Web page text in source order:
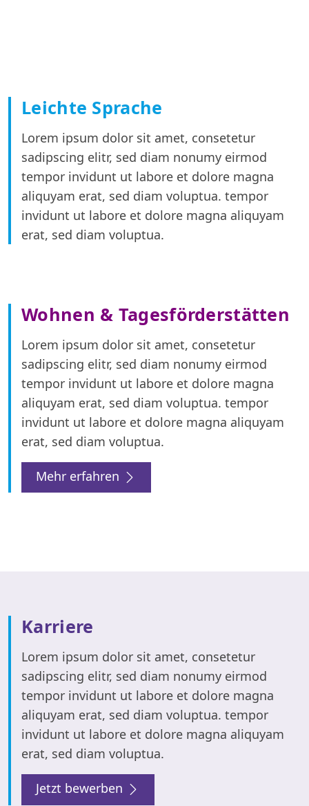
Leichte Sprache
Lorem ipsum dolor sit amet, consetetur
sadipscing elitr, sed diam nonumy eirmod
tempor invidunt ut labore et dolore magna
aliquyam erat, sed diam voluptua. tempor
invidunt ut labore et dolore magna aliquyam
erat, sed diam voluptua.
Wohnen & Tagesförderstätten
Lorem ipsum dolor sit amet, consetetur
sadipscing elitr, sed diam nonumy eirmod
tempor invidunt ut labore et dolore magna
aliquyam erat, sed diam voluptua. tempor
invidunt ut labore et dolore magna aliquyam
erat, sed diam voluptua.
Mehr erfahren
Karriere
Lorem ipsum dolor sit amet, consetetur
sadipscing elitr, sed diam nonumy eirmod
tempor invidunt ut labore et dolore magna
aliquyam erat, sed diam voluptua. tempor
invidunt ut labore et dolore magna aliquyam
erat, sed diam voluptua.
Jetzt bewerben